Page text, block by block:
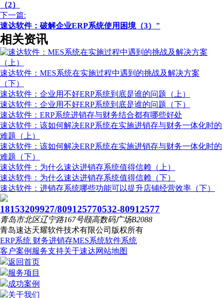
（2）
下一篇:
速达软件：破解企业ERP系统使用困境（3）"
相关资讯
速达软件：MES系统在实施过程中遇到的挑战及解决方案
（下）
速达软件：企业用不好ERP系统到底是谁的问题（上）
速达软件：企业用不好ERP系统到底是谁的问题（下）
速达软件：ERP系统进销存与财务结合都有哪些好处
速达软件：该如何解决ERP系统在实施进销存与财务一体化时的
难题（上）
速达软件：该如何解决ERP系统在实施进销存与财务一体化时的
难题（下）
速达软件：为什么速达进销存系统值得信赖（上）
速达软件：为什么速达进销存系统值得信赖（下）
速达软件：进销存系统哪些功能可以提升店铺经营效率（下）
18153209927/809125770532-80912577
青岛市北区辽宁路167号颐高数码广场B2088
青岛速达天耀软件技术有限公司 版权所有
ERP系统 财务进销存MES系统软件系统
客户案例 服务支持关于速达网站地图
返回首页
服务项目
成功案例
关于我们